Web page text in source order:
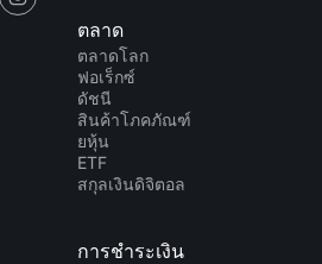
ตลาด
ตลาดโลก
ฟอเร็กซ์
ดัชนี
สินค้าโภคภัณฑ์
ยหุ้น
ETF
สกุลเงินดิจิตอล
การชำระเงิน